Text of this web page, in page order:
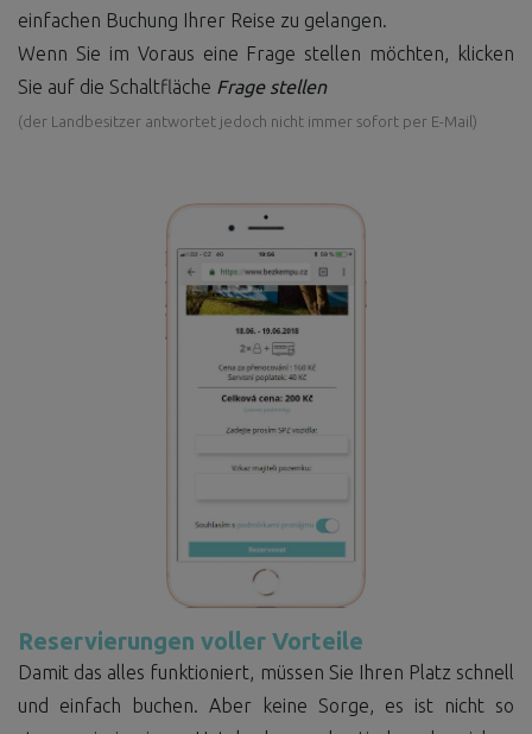
einfachen Buchung Ihrer Reise zu gelangen.
Wenn Sie im Voraus eine Frage stellen möchten, klicken
Sie auf die Schaltfläche Frage stellen
(der Landbesitzer antwortet jedoch nicht immer sofort per E-Mail)
Reservierungen voller Vorteile
Damit das alles funktioniert, müssen Sie Ihren Platz schnell
und einfach buchen. Aber keine Sorge, es ist nicht so